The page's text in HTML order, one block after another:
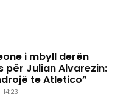
i mbyll derën
për Julian Alvarezin:
te Atletico”